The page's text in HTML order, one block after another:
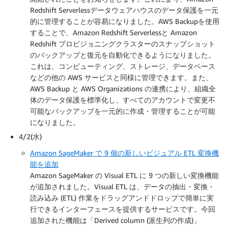
Redshift Serverlessデータウェアハウスのデータ保護を一元
的に管理することが容易になりました。AWS Backupを使用
することで、Amazon Redshift Serverlessと Amazon
Redshift プロビジョニングクラスターのスナップショット
のバックアップと復元を自動化できるようになりました。
これは、コンピューティング、ストレージ、データベース
などの他の AWS サービスと同様に管理できます。また、
AWS Backup と AWS Organizations の連携により、組織全
体のデータ保護を標準化し、すべてのアカウントで変更不
可能なバックアップを一元的に作成・管理することが可能
になりました。
4/2(水)
Amazon SageMaker で 9 個の新しいビジュアル ETL 変換機
能を追加
Amazon SageMaker の Visual ETL に 9 つの新しい変換機能
が追加されました。Visual ETL は、データの抽出・変換・
読み込み (ETL) 作業をドラッグアンドドロップで簡単に実
行できるインターフェースを提供するサービスです。今回
追加された機能は「Derived column (派生列の作成)」